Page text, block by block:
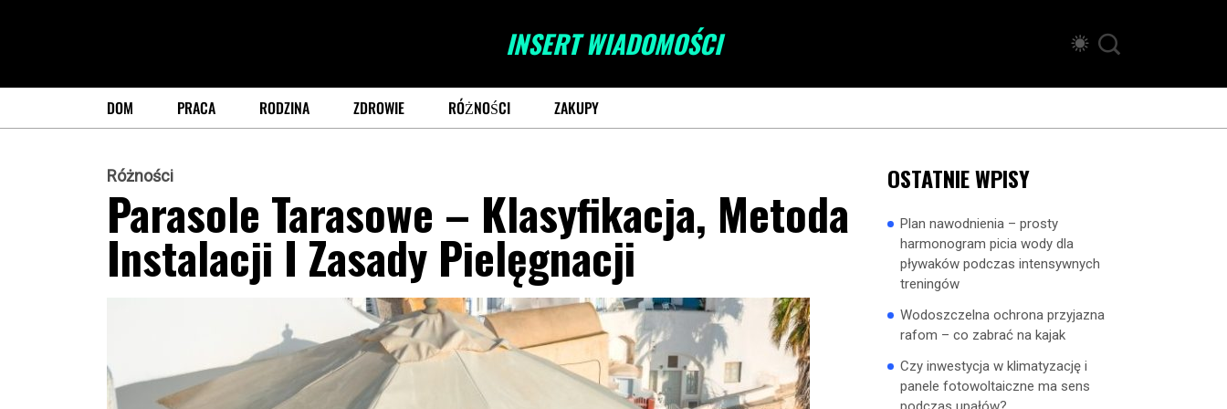
INSERT WIADOMOŚCI
DOM PRACA RODZINA ZDROWIE RÓŻNOŚCI ZAKUPY
Różności
Parasole Tarasowe – Klasyfikacja, Metoda
Instalacji I Zasady Pielęgnacji
OSTATNIE WPISY
Plan nawodnienia – prosty
harmonogram picia wody dla
pływaków podczas intensywnych
treningów
Wodoszczelna ochrona przyjazna
rafom – co zabrać na kajak
Czy inwestycja w klimatyzację i
panele fotowoltaiczne ma sens